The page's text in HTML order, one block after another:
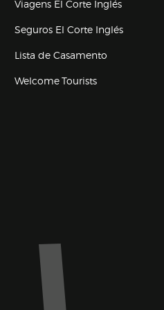
Viagens El Corte Inglés
Seguros El Corte Inglés(abre en
Lista de Casamento
Welcome Tourists
Marca El Corte Inglés